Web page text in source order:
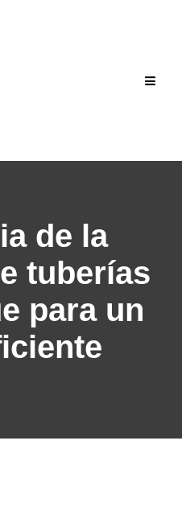
de la
tuberías
para un